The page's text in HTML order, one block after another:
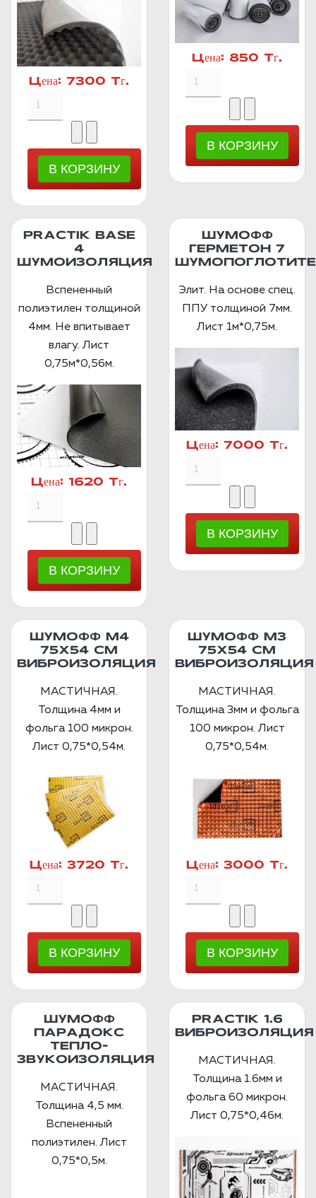
Цена: 7300 Тг.
Цена: 850 Тг.
PRACTIK BASE
4
ШУМОИЗОЛЯЦИЯ
Вспененный
полиэтилен толщиной
4мм. Не впитывает
влагу. Лист
0,75м*0,56м.
Цена: 1620 Тг.
ШУМОФФ
ГЕРМЕТОН 7
Элит. На основе спец.
ППУ толщиной 7мм.
Лист 1м*0,75м.
Цена: 7000 Тг.
ШУМОФФ М4
75Х54 СМ
ВИБРОИЗОЛЯЦИЯ
МАСТИЧНАЯ.
Толщина 4мм и
фольга 100 микрон.
Лист 0,75*0,54м.
Цена: 3720 Тг.
ШУМОФФ М3
75Х54 СМ
ВИБРОИЗОЛЯЦИЯ
МАСТИЧНАЯ.
Толщина 3мм и фольга
100 микрон. Лист
0,75*0,54м.
Цена: 3000 Тг.
ШУМОФФ
ПАРАДОКС
ТЕПЛО-
ЗВУКОИЗОЛЯЦИЯ
МАСТИЧНАЯ.
Толщина 4,5 мм.
Вспененный
полиэтилен. Лист
0,75*0,5м.
PRACTIK 1.6
ВИБРОИЗОЛЯЦИЯ
МАСТИЧНАЯ.
Толщина 1.6мм и
фольга 60 микрон.
Лист 0,75*0,46м.